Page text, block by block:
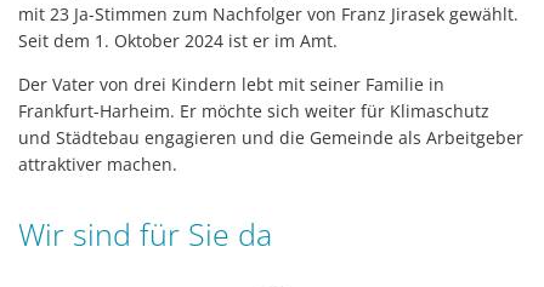
mit 23 Ja-Stimmen zum Nachfolger von Franz Jirasek gewählt.
Seit dem 1. Oktober 2024 ist er im Amt.
Der Vater von drei Kindern lebt mit seiner Familie in
Frankfurt-Harheim. Er möchte sich weiter für Klimaschutz
und Städtebau engagieren und die Gemeinde als Arbeitgeber
attraktiver machen.
Wir sind für Sie da